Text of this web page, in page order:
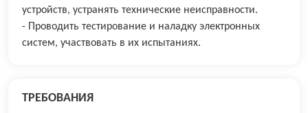
устройств, устранять технические неисправности.
- Проводить тестирование и наладку электронных
систем, участвовать в их испытаниях.
ТРЕБОВАНИЯ